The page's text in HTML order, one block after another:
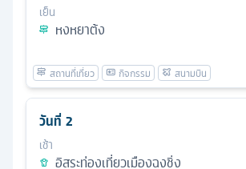
เย็น
หงหยาต้ง
วันที่ 2
เช้า
อิสระท่องเที่ยวเมืองฉงชิ่ง